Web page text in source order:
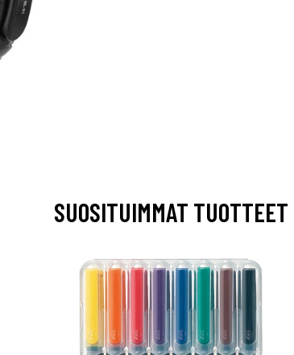
SUOSITUIMMAT TUOTTEET